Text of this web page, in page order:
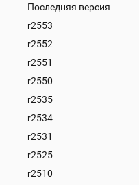
Последняя версия
r2553
r2552
r2551
r2550
r2535
r2534
r2531
r2525
r2510